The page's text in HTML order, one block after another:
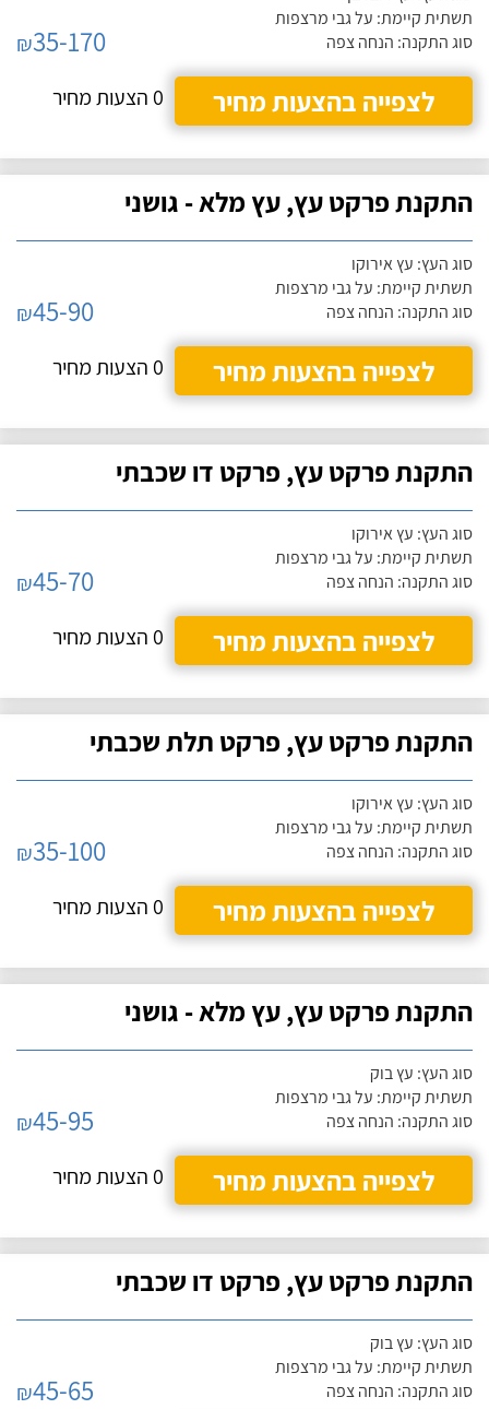
תשתית קיימת: על גבי מרצפות
סוג התקנה: הנחה צפה
₪35-170
לצפייה בהצעות מחיר
0 הצעות מחיר
התקנת פרקט עץ, עץ מלא - גושני
סוג העץ: עץ אירוקו
תשתית קיימת: על גבי מרצפות
סוג התקנה: הנחה צפה
₪45-90
לצפייה בהצעות מחיר
0 הצעות מחיר
התקנת פרקט עץ, פרקט דו שכבתי
סוג העץ: עץ אירוקו
תשתית קיימת: על גבי מרצפות
סוג התקנה: הנחה צפה
₪45-70
לצפייה בהצעות מחיר
0 הצעות מחיר
התקנת פרקט עץ, פרקט תלת שכבתי
סוג העץ: עץ אירוקו
תשתית קיימת: על גבי מרצפות
סוג התקנה: הנחה צפה
₪35-100
לצפייה בהצעות מחיר
0 הצעות מחיר
התקנת פרקט עץ, עץ מלא - גושני
סוג העץ: עץ בוק
תשתית קיימת: על גבי מרצפות
סוג התקנה: הנחה צפה
₪45-95
לצפייה בהצעות מחיר
0 הצעות מחיר
התקנת פרקט עץ, פרקט דו שכבתי
סוג העץ: עץ בוק
תשתית קיימת: על גבי מרצפות
סוג התקנה: הנחה צפה
₪45-65